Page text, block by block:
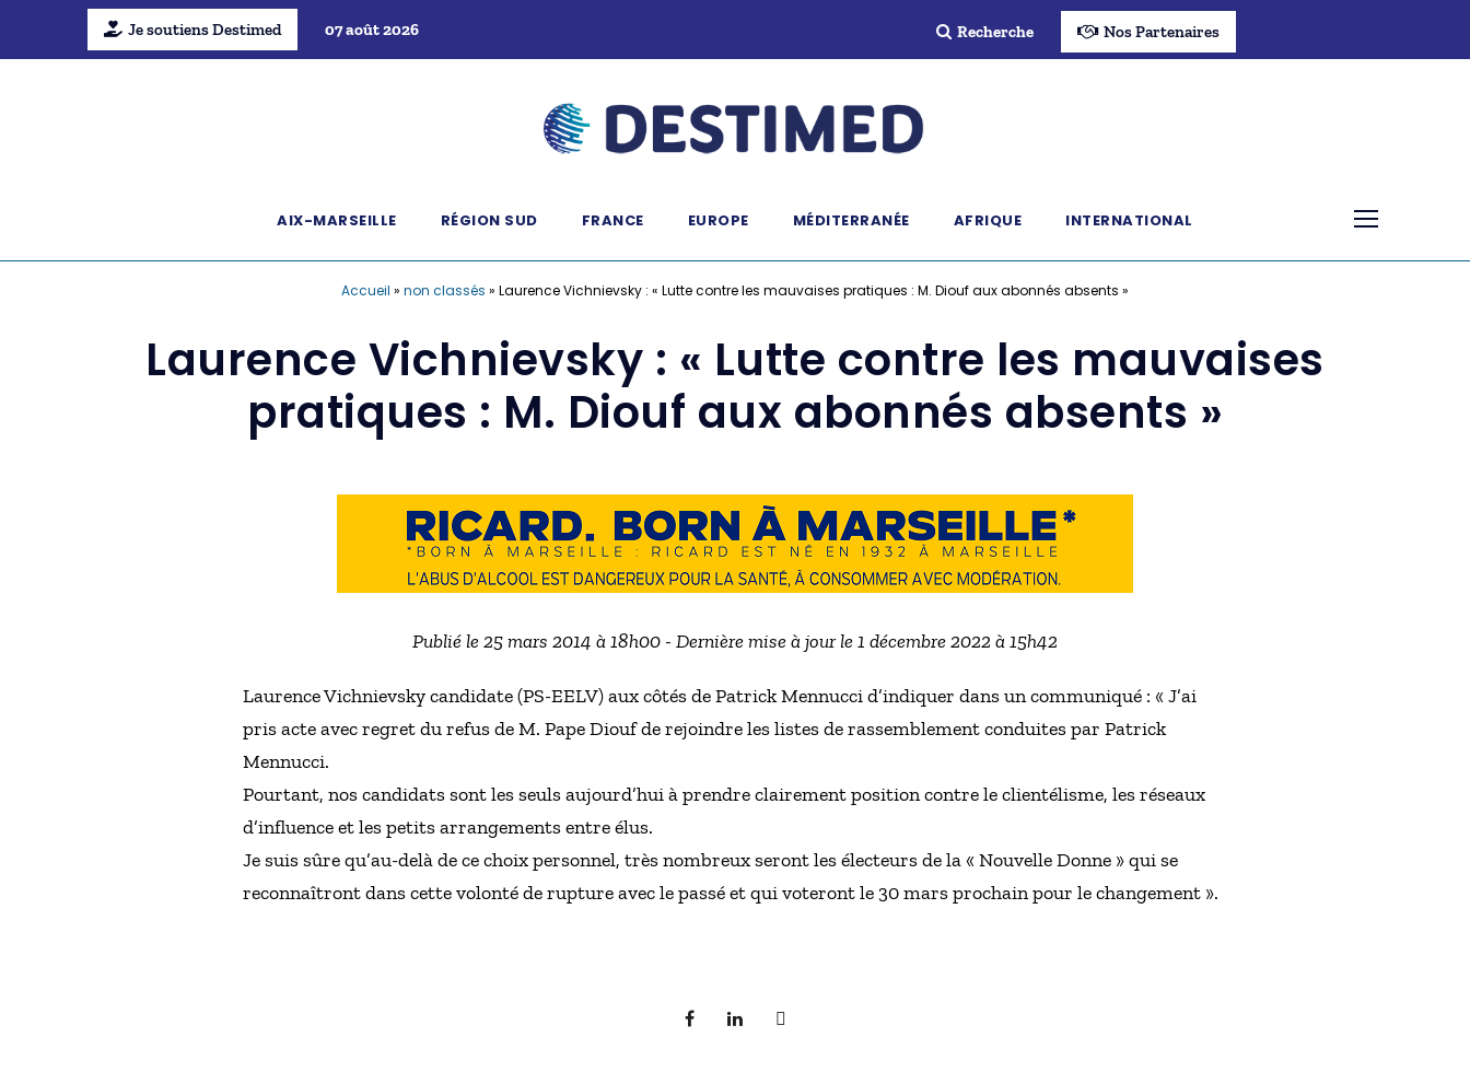
Je soutiens Destimed 07 août 2026 Recherche Nos Partenaires
AIX-MARSEILLE RÉGION SUD FRANCE EUROPE MÉDITERRANÉE AFRIQUE INTERNATIONAL
Accueil » non classés » Laurence Vichnievsky : « Lutte contre les mauvaises pratiques : M. Diouf aux abonnés absents »
Laurence Vichnievsky : « Lutte contre les mauvaises
pratiques : M. Diouf aux abonnés absents »
Publié le 25 mars 2014 à 18h00 - Dernière mise à jour le 1 décembre 2022 à 15h42
Laurence Vichnievsky candidate (PS-EELV) aux côtés de Patrick Mennucci d’indiquer dans un communiqué : « J’ai
pris acte avec regret du refus de M. Pape Diouf de rejoindre les listes de rassemblement conduites par Patrick
Mennucci.
Pourtant, nos candidats sont les seuls aujourd’hui à prendre clairement position contre le clientélisme, les réseaux
d’influence et les petits arrangements entre élus.
Je suis sûre qu’au-delà de ce choix personnel, très nombreux seront les électeurs de la « Nouvelle Donne » qui se
reconnaîtront dans cette volonté de rupture avec le passé et qui voteront le 30 mars prochain pour le changement ».